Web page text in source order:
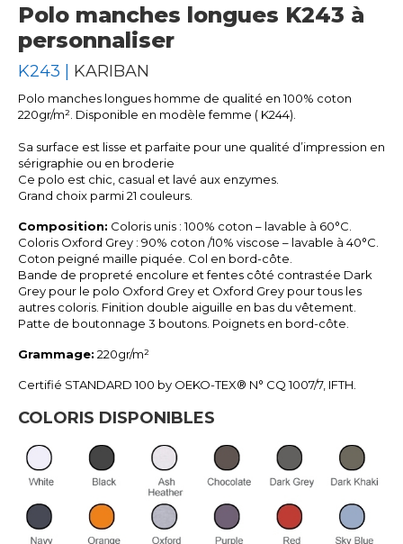
Polo manches longues K243 à
personnaliser
K243 | KARIBAN
Polo manches longues homme de qualité en 100% coton
220gr/m². Disponible en modèle femme ( K244).
Sa surface est lisse et parfaite pour une qualité d’impression en
sérigraphie ou en broderie
Ce polo est chic, casual et lavé aux enzymes.
Grand choix parmi 21 couleurs.
Composition: Coloris unis : 100% coton – lavable à 60°C.
Coloris Oxford Grey : 90% coton /10% viscose – lavable à 40°C.
Coton peigné maille piquée. Col en bord-côte.
Bande de propreté encolure et fentes côté contrastée Dark
Grey pour le polo Oxford Grey et Oxford Grey pour tous les
autres coloris. Finition double aiguille en bas du vêtement.
Patte de boutonnage 3 boutons. Poignets en bord-côte.
Grammage: 220gr/m²
Certifié STANDARD 100 by OEKO-TEX® N° CQ 1007/7, IFTH.
COLORIS DISPONIBLES